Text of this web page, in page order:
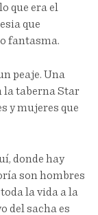
que era el
que
fantasma.
peaje. Una
la taberna Star
y mujeres que
donde hay
son hombres
la vida a la
del sacha es